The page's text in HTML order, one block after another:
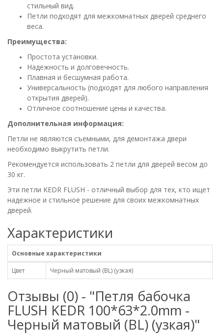
стильный вид.
Петли подходят для межкомнатных дверей среднего
веса.
Преимущества:
Простота установки.
Надежность и долговечность.
Плавная и бесшумная работа.
Универсальность (подходят для любого направления
открытия дверей).
Отличное соотношение цены и качества.
Дополнительная информация:
Петли не являются съемными, для демонтажа двери
необходимо выкрутить петли.
Рекомендуется использовать 2 петли для дверей весом до
30 кг.
Эти петли KEDR FLUSH - отличный выбор для тех, кто ищет
надежное и стильное решение для своих межкомнатных
дверей.
Характеристики
Основные характеристики
Цвет Черный матовый (BL) (узкая)
Отзывы (0) - "Петля бабочка
FLUSH KEDR 100*63*2.0mm -
Черный матовый (BL) (узкая)"